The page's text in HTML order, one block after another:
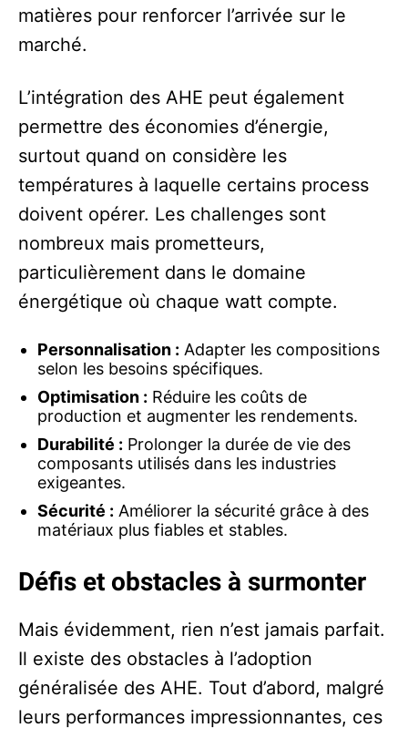
matières pour renforcer l’arrivée sur le
marché.
L’intégration des AHE peut également
permettre des économies d’énergie,
surtout quand on considère les
températures à laquelle certains process
doivent opérer. Les challenges sont
nombreux mais prometteurs,
particulièrement dans le domaine
énergétique où chaque watt compte.
Personnalisation : Adapter les compositions
selon les besoins spécifiques.
Optimisation : Réduire les coûts de
production et augmenter les rendements.
Durabilité : Prolonger la durée de vie des
composants utilisés dans les industries
exigeantes.
Sécurité : Améliorer la sécurité grâce à des
matériaux plus fiables et stables.
Défis et obstacles à surmonter
Mais évidemment, rien n’est jamais parfait.
Il existe des obstacles à l’adoption
généralisée des AHE. Tout d’abord, malgré
leurs performances impressionnantes, ces